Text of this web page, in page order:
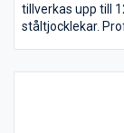
tillverkas upp till
ståltjocklekar.